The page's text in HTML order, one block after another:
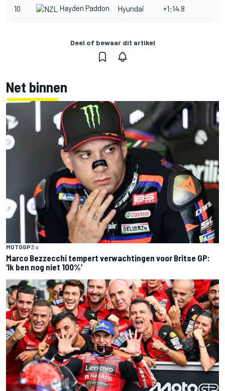
10 Hayden Paddon Hyundai +1:14.8
Deel of bewaar dit artikel
Net binnen
MOTOGP3 u
Marco Bezzecchi tempert verwachtingen voor Britse GP:
‘Ik ben nog niet 100%’